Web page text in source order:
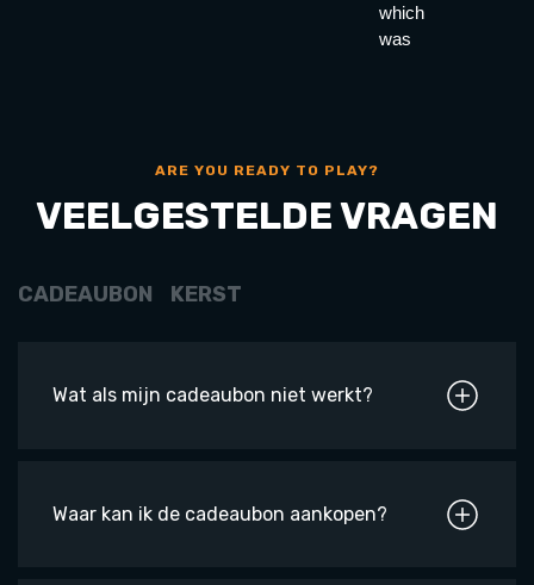
which
was
karting
ARE YOU READY TO PLAY?
VEELGESTELDE VRAGEN
CADEAUBON KERST
Wat als mijn cadeaubon niet werkt?
Waar kan ik de cadeaubon aankopen?